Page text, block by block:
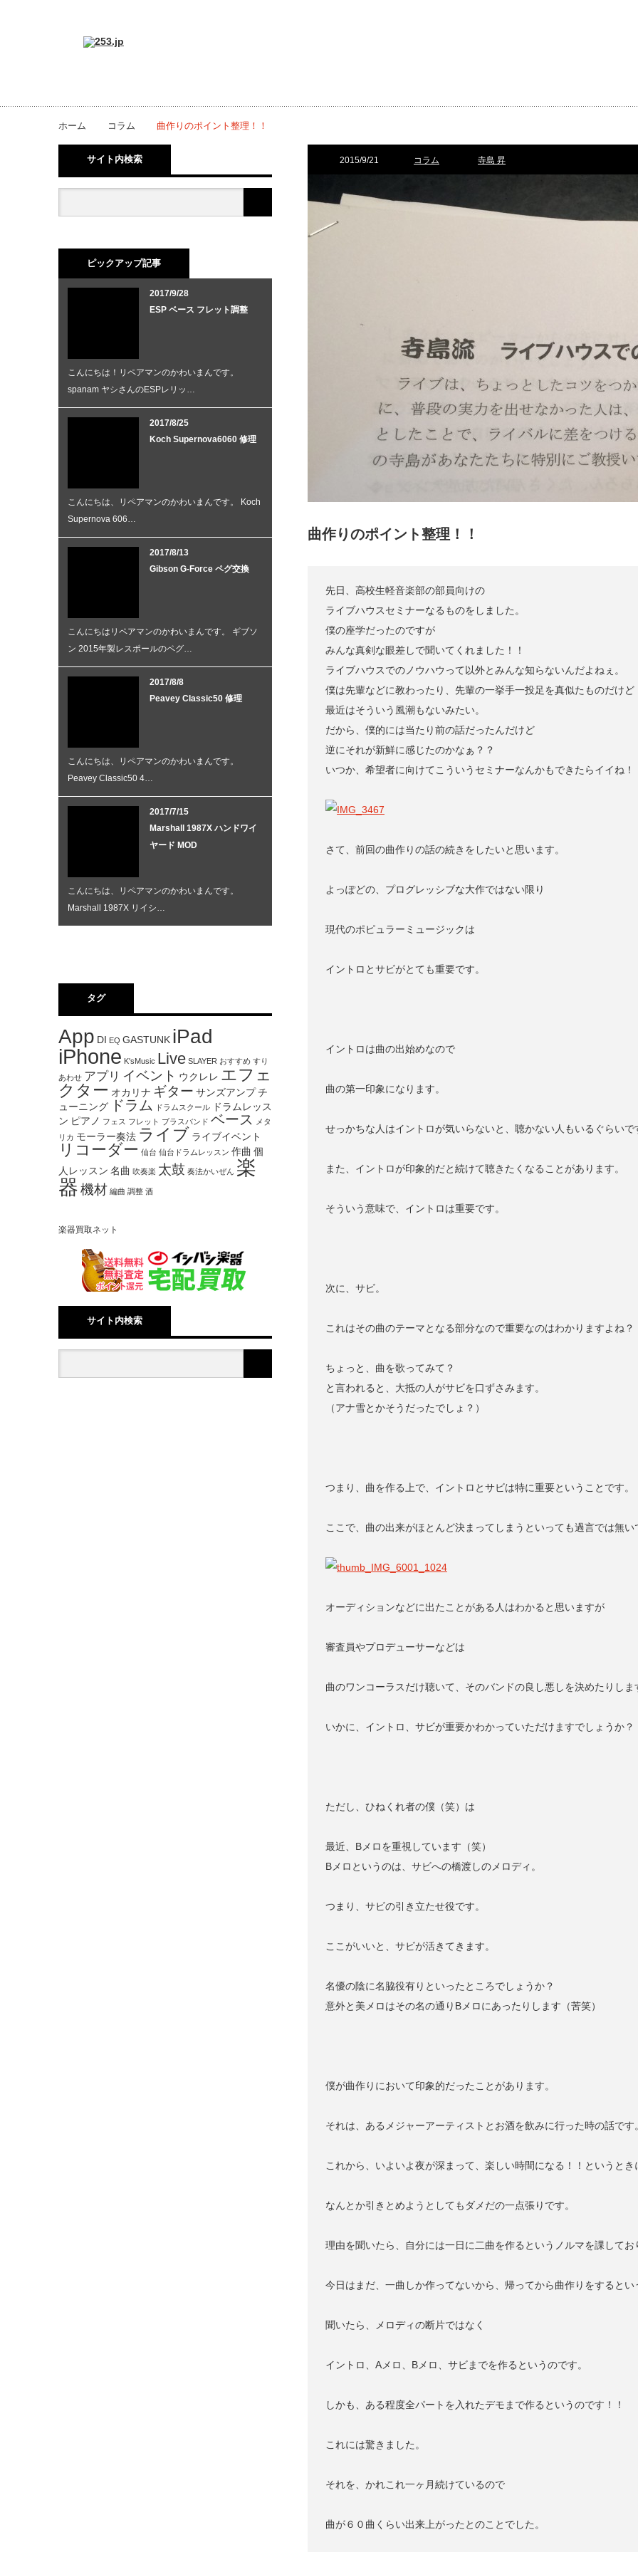
ホーム コラム 曲作りのポイント整理！！
2015/9/21 コラム 寺島 昇
曲作りのポイント整理！！
先日、高校生軽音楽部の部員向けの
ライブハウスセミナーなるものをしました。
僕の座学だったのですが
みんな真剣な眼差しで聞いてくれました！！
ライブハウスでのノウハウって以外とみんな知らないんだよねぇ。
僕は先輩などに教わったり、先輩の一挙手一投足を真似たものだけど
最近はそういう風潮もないみたい。
だから、僕的には当たり前の話だったんだけど
逆にそれが新鮮に感じたのかなぁ？？
いつか、希望者に向けてこういうセミナーなんかもできたらイイね！
さて、前回の曲作りの話の続きをしたいと思います。
よっぽどの、プログレッシブな大作ではない限り
現代のポピュラーミュージックは
イントロとサビがとても重要です。
イントロは曲の出始めなので
曲の第一印象になります。
せっかちな人はイントロが気いらないと、聴かない人もいるぐらいで
また、イントロが印象的だと続けて聴きたくなることがあります。
そういう意味で、イントロは重要です。
次に、サビ。
これはその曲のテーマとなる部分なので重要なのはわかりますよね？
ちょっと、曲を歌ってみて？
と言われると、大抵の人がサビを口ずさみます。
（アナ雪とかそうだったでしょ？）
つまり、曲を作る上で、イントロとサビは特に重要ということです。
ここで、曲の出来がほとんど決まってしまうといっても過言では無い
オーディションなどに出たことがある人はわかると思いますが
審査員やプロデューサーなどは
曲のワンコーラスだけ聴いて、そのバンドの良し悪しを決めたりしま
いかに、イントロ、サビが重要かわかっていただけますでしょうか？
ただし、ひねくれ者の僕（笑）は
最近、Bメロを重視しています（笑）
Bメロというのは、サビへの橋渡しのメロディ。
つまり、サビの引き立たせ役です。
ここがいいと、サビが活きてきます。
名優の陰に名脇役有りといったところでしょうか？
意外と美メロはその名の通りBメロにあったりします（苦笑）
僕が曲作りにおいて印象的だったことがあります。
それは、あるメジャーアーティストとお酒を飲みに行った時の話です
これから、いよいよ夜が深まって、楽しい時間になる！！というと
なんとか引きとめようとしてもダメだの一点張りです。
理由を聞いたら、自分には一日に二曲を作るというノルマを課してお
今日はまだ、一曲しか作ってないから、帰ってから曲作りをするとい
聞いたら、メロディの断片ではなく
イントロ、Aメロ、Bメロ、サビまでを作るというのです。
しかも、ある程度全パートを入れたデモまで作るというのです！！
これには驚きました。
それを、かれこれ一ヶ月続けているので
曲が６０曲くらい出来上がったとのことでした。
サイト内検索
ピックアップ記事
2017/9/28
ESP ベース フレット調整
こんにちは！リペアマンのかわいまんです。
spanam ヤシさんのESPレリッ…
2017/8/25
Koch Supernova6060 修理
こんにちは、リペアマンのかわいまんです。 Koch
Supernova 606…
2017/8/13
Gibson G-Force ペグ交換
こんにちはリペアマンのかわいまんです。 ギブソ
ン 2015年製レスポールのペグ…
2017/8/8
Peavey Classic50 修理
こんにちは、リペアマンのかわいまんです。
Peavey Classic50 4…
2017/7/15
Marshall 1987X ハンドワイ
ヤード MOD
こんにちは、リペアマンのかわいまんです。
Marshall 1987X リイシ…
タグ
App DI EQ GASTUNK iPad
iPhone K'sMusic Live SLAYER おすすめ すり
あわせ アプリ イベント ウクレレ エフェ
クター オカリナ ギター サンズアンプチ
ューニング
ドラム ドラムスクール
ドラムレッス
ン ピアノ フェス フレット ブラスバンド ベース
メタ
リカ モーラー奏法 ライブ ライブイベント
リコーダー 仙台 仙台ドラムレッスン 作曲 個
人レッスン 名曲 吹奏楽 太鼓 奏法かいぜん 楽
器機材 編曲 調整 酒
楽器買取ネット
サイト内検索